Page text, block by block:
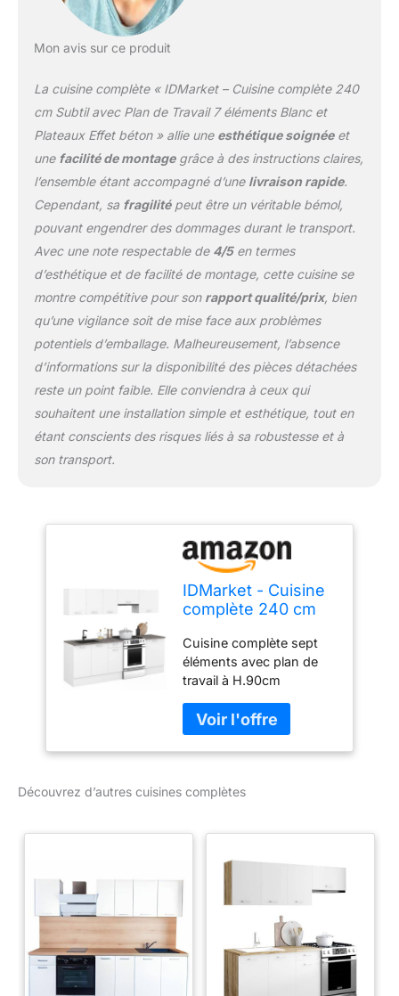
Mon avis sur ce produit
La cuisine complète « IDMarket – Cuisine complète 240
cm Subtil avec Plan de Travail 7 éléments Blanc et
Plateaux Effet béton » allie une esthétique soignéeet
une facilité de montagegrâce à des instructions claires,
l’ensemble étant accompagné d’une livraison rapide.
Cependant, sa fragilitépeut être un véritable bémol,
pouvant engendrer des dommages durant le transport.
Avec une note respectable de 4/5en termes
d’esthétique et de facilité de montage, cette cuisine se
montre compétitive pour son rapport qualité/prix, bien
qu’une vigilance soit de mise face aux problèmes
potentiels d’emballage. Malheureusement, l’absence
d’informations sur la disponibilité des pièces détachées
reste un point faible. Elle conviendra à ceux qui
souhaitent une installation simple et esthétique, tout en
étant conscients des risques liés à sa robustesse et à
son transport.
IDMarket - Cuisine
complète 240 cm
Travail 7 éléments
Blanc et Plateaux
Effet béton
Cuisine complète sept
éléments avec plan de
travail à H.90cm
plateau effet béton 3
éléments bas avec plan
de travail recoupable et 4
de profondeur Structure
béton avec poignée de 11
fonctionnelle Structure
des éléments et façades
en PB - Plan de travail de
2.5 cm d'épaisseur 3
éléments bas de 48 cm
de profondeur + 4
éléments hauts de 32 cm
Découvrez d’autres cuisines complètes